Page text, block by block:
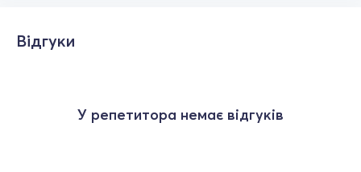
Відгуки
У репетитора немає відгуків